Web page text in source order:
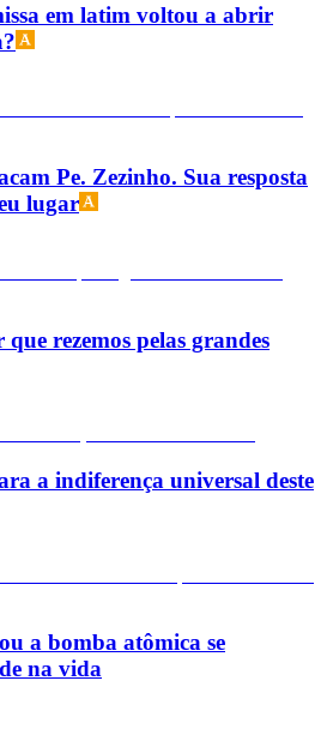
em latim voltou a abrir
Pe. Zezinho. Sua resposta
lugar
rezemos pelas grandes
a indiferença universal deste
a bomba atômica se
na vida